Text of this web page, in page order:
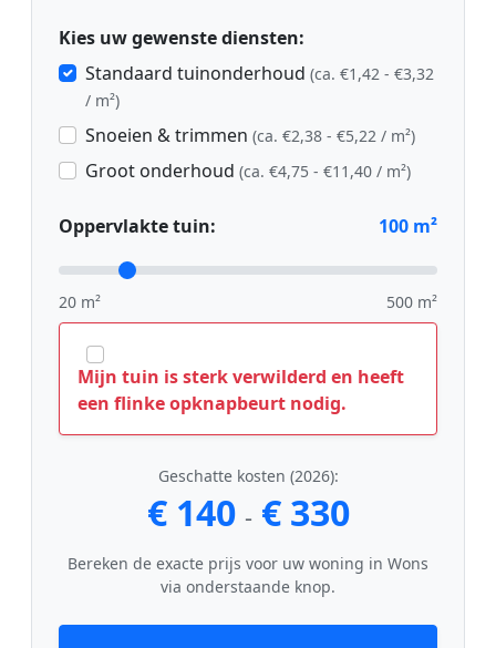
Kies uw gewenste diensten:
Standaard tuinonderhoud (ca. €1,42 - €3,32
/ m²)
Snoeien & trimmen (ca. €2,38 - €5,22 / m²)
Groot onderhoud (ca. €4,75 - €11,40 / m²)
Oppervlakte tuin: 100 m²
20 m² 500 m²
Mijn tuin is sterk verwilderd en heeft
een flinke opknapbeurt nodig.
Geschatte kosten (2026):
€ 140 - € 330
Bereken de exacte prijs voor uw woning in Wons
via onderstaande knop.